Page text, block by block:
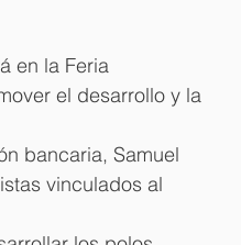
en la Feria
el desarrollo y la
bancaria, Samuel
vinculados al